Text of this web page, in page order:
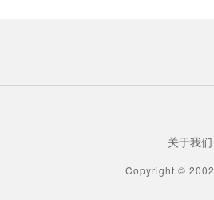
关于我们
Copyright ©